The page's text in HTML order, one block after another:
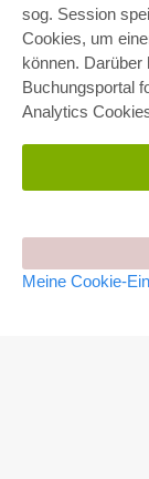
sog. Session
Cookies, um
können. Darüber
Buchungsportal
Analytics
Meine Cookie-
E-COLLECTION
Gesamtpaket
Fachbereichspakete
Pick & Choose
Bereitstellung von E-
Häufig gestellte Fragen
Alle Autoren
AUTOR WERDEN